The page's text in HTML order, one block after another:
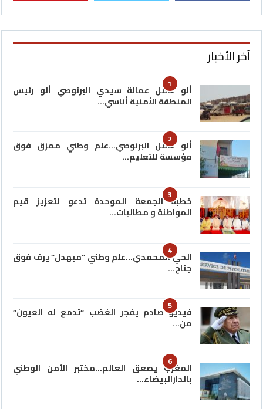
آخر الأخبار
1
ألو عامل عمالة سيدي البرنوصي ألو رئيس
المنطقة الأمنية أناسي…
2
ألو عامل البرنوصي…علم وطني ممزق فوق
مؤسسة للتعليم…
3
خطبة الجمعة الموحدة تدعو لتعزيز قيم
المواطنة و مطالبات…
4
الحي المحمدي…علم وطني “مبهدل” يرف فوق
جناح…
5
فيديو صادم يفجر الغضب “تدمع له العيون”
من…
6
المغرب يصعق العالم…مختبر الأمن الوطني
بالدارالبيضاء…